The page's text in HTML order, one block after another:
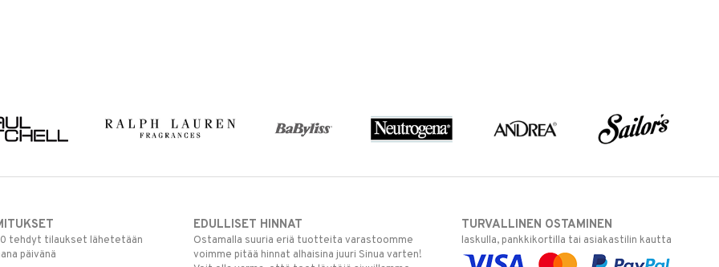
tehdyt tilaukset lähetetään
päivänä
EDULLISET HINNAT
Ostamalla suuria eriä tuotteita varastoomme
voimme pitää hinnat alhaisina juuri Sinua varten!
TURVALLINEN OSTAMINEN
laskulla, pankkikortilla tai asiakastilin kautta